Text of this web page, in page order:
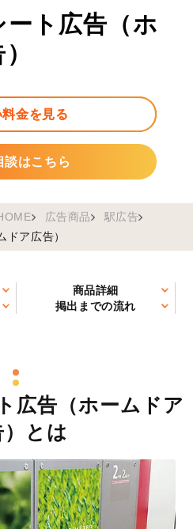
ト広告（ホ
金を見る
談はこちら
広告商品
駅広告
ドア広告）
商品詳細
掲出までの流れ
広告（ホームドア
）とは